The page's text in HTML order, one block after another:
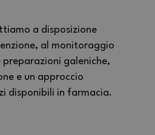
a disposizione
al monitoraggio
galeniche,
e un approccio
disponibili in farmacia.